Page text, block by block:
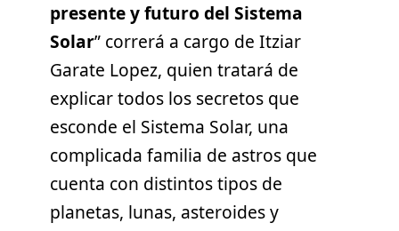
presente y futuro del Sistema
Solar” correrá a cargo de Itziar
Garate Lopez, quien tratará de
explicar todos los secretos que
esconde el Sistema Solar, una
complicada familia de astros que
cuenta con distintos tipos de
planetas, lunas, asteroides y